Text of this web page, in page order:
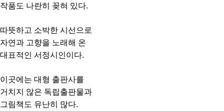
작품도 나란히 꽂혀 있다.
따뜻하고 소박한 시선으로
자연과 고향을 노래해 온
대표적인 서정시인이다.
이곳에는 대형 출판사를
거치지 않은 독립출판물과
그림책도 유난히 많다.